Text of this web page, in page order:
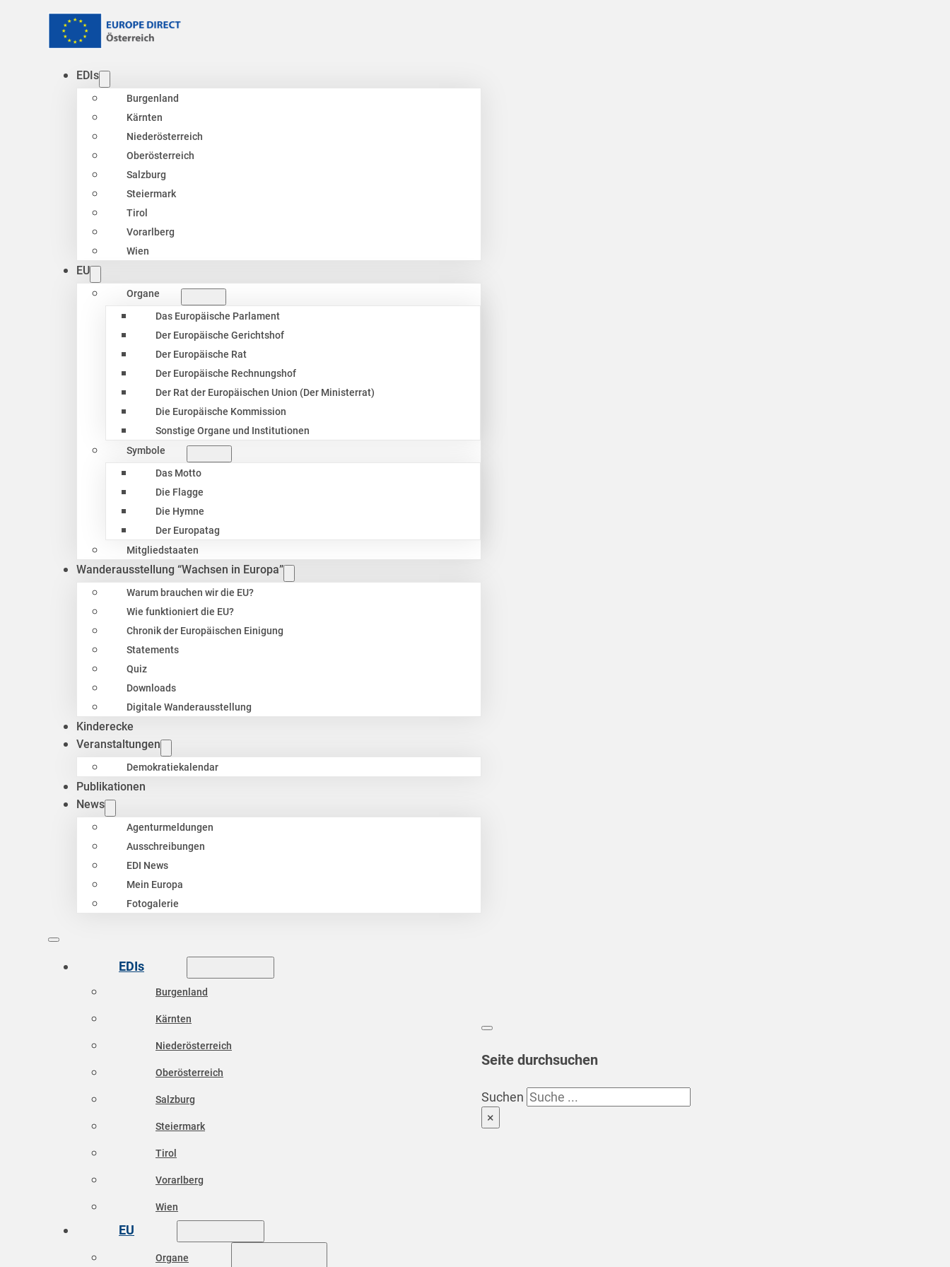
EDIs
Burgenland
Kärnten
Niederösterreich
Oberösterreich
Salzburg
Steiermark
Tirol
Vorarlberg
Wien
EU
Organe
Das Europäische Parlament
Der Europäische Gerichtshof
Der Europäische Rat
Der Europäische Rechnungshof
Der Rat der Europäischen Union (Der Ministerrat)
Die Europäische Kommission
Sonstige Organe und Institutionen
Symbole
Das Motto
Die Flagge
Die Hymne
Der Europatag
Mitgliedstaaten
Wanderausstellung “Wachsen in Europa”
Warum brauchen wir die EU?
Wie funktioniert die EU?
Chronik der Europäischen Einigung
Statements
Quiz
Downloads
Digitale Wanderausstellung
Kinderecke
Veranstaltungen
Demokratiekalendar
Publikationen
News
Agenturmeldungen
Ausschreibungen
EDI News
Mein Europa
Fotogalerie
EDIs
Burgenland
Kärnten
Niederösterreich
Oberösterreich
Salzburg
Steiermark
Tirol
Vorarlberg
Wien
EU
Organe
Seite durchsuchen
Suchen
×